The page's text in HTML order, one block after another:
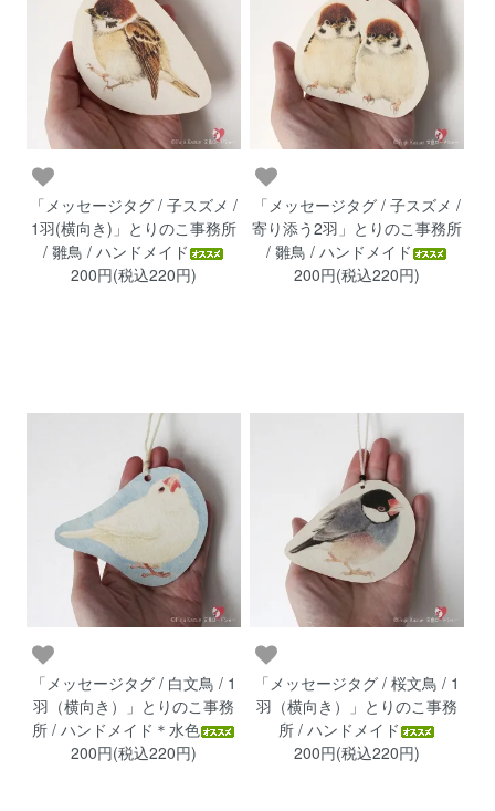
「メッセージタグ / 子スズメ /
1羽(横向き)」とりのこ事務所
/ 雛鳥 / ハンドメイド
200円(税込220円)
「メッセージタグ / 子スズメ /
寄り添う2羽」とりのこ事務所
/ 雛鳥 / ハンドメイド
200円(税込220円)
「メッセージタグ / 白文鳥 / 1
羽（横向き）」とりのこ事務
所 / ハンドメイド＊水色
200円(税込220円)
「メッセージタグ / 桜文鳥 / 1
羽（横向き）」とりのこ事務
所 / ハンドメイド
200円(税込220円)